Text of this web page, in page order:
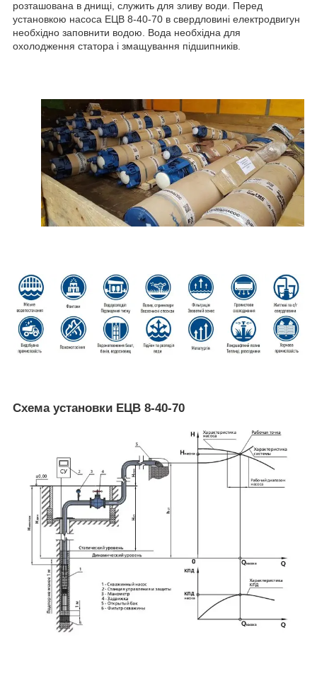
розташована в днищі, служить для зливу води. Перед
установкою насоса ЕЦВ 8-40-70 в свердловині електродвигун
необхідно заповнити водою. Вода необхідна для
охолодження статора і змащування підшипників.
Схема установки ЕЦВ 8-40-70